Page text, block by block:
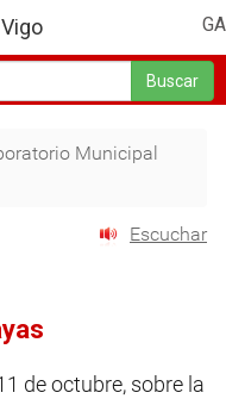
GA
Buscar
Municipal
Escuchar
de octubre, sobre la